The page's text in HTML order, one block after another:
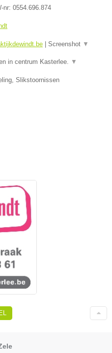
nr: 0554.696.874
Screenshot ▼
in centrum Kasterlee. ▼
Slikstoornissen